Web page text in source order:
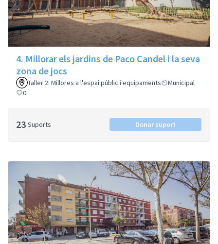
4. Millorar els jardins de Paco Candel i la seva
zona de jocs
Taller 2: Millores a l'espai públic i equipaments
Municipal
0
23 Suports Donar suport